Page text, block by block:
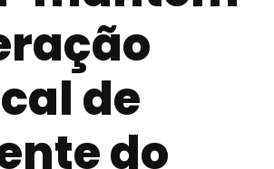
de
do